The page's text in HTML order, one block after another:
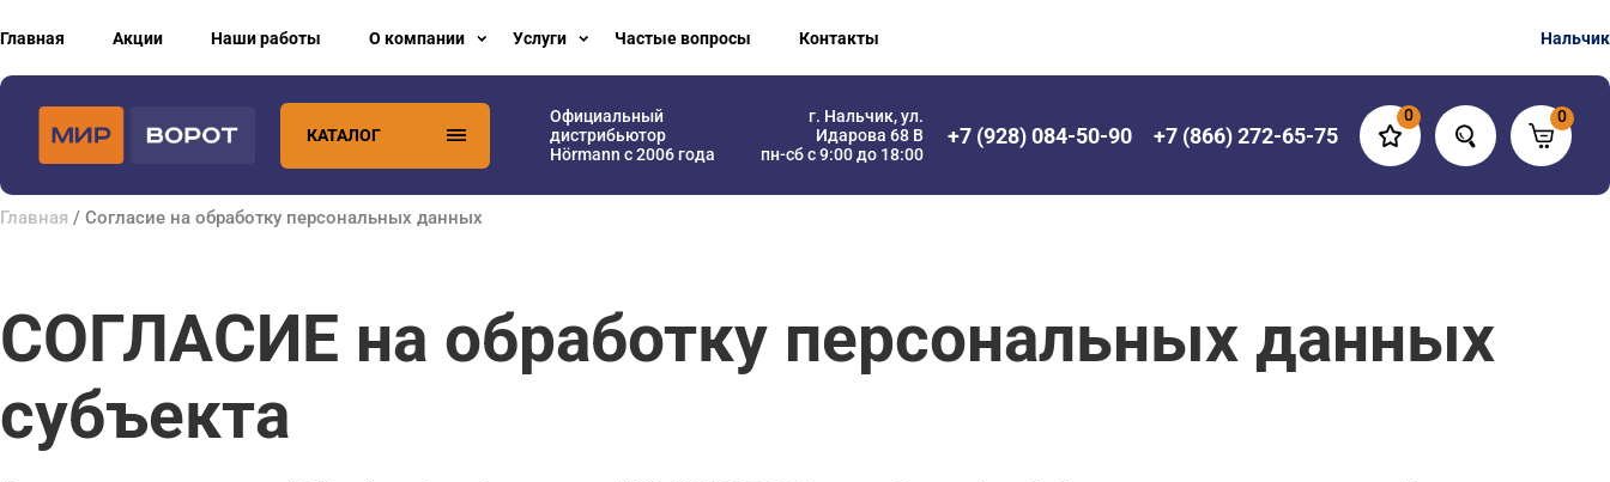
Главная Акции Наши работы О компании Услуги Частые вопросы Контакты Нальчик
КАТАЛОГ
Официальный
дистрибьютор
Hörmann с 2006 года
г. Нальчик, ул.
Идарова 68 В
пн-сб с 9:00 до 18:00
+7 (928) 084-50-90 +7 (866) 272-65-75
0 0
Главная / Согласие на обработку персональных данных
СОГЛАСИЕ на обработку персональных данных
субъекта